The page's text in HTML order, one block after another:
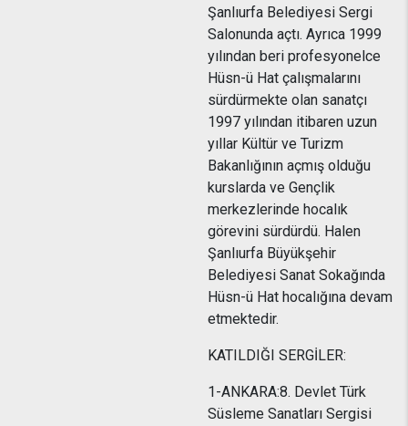
Şanlıurfa Belediyesi Sergi
Salonunda açtı. Ayrıca 1999
yılından beri profesyonelce
Hüsn-ü Hat çalışmalarını
sürdürmekte olan sanatçı
1997 yılından itibaren uzun
yıllar Kültür ve Turizm
Bakanlığının açmış olduğu
kurslarda ve Gençlik
merkezlerinde hocalık
görevini sürdürdü. Halen
Şanlıurfa Büyükşehir
Belediyesi Sanat Sokağında
Hüsn-ü Hat hocalığına devam
etmektedir.
KATILDIĞI SERGİLER:
1-ANKARA:8. Devlet Türk
Süsleme Sanatları Sergisi